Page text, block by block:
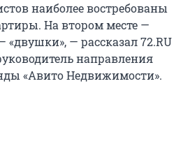
наиболее востребованы
На втором месте —
«двушки», — рассказал 72.RU
направления
«Авито Недвижимости».